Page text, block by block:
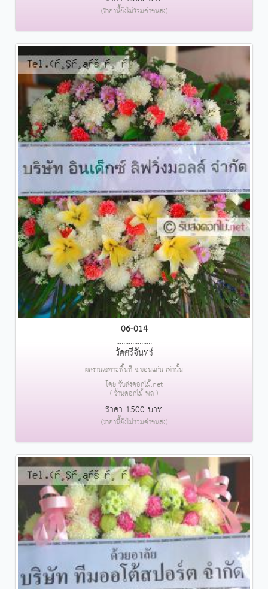
(ราคานี้ยังไม่รวมค่าขนส่ง)
06-014
....................
วัดศรีจันทร์
ผลงานเฉพาะพื้นที่ จ.ขอนแก่น เท่านั้น
โดย รับส่งดอกไม้.net
( ร้านดอกไม้ พล )
ราคา 1500 บาท
(ราคานี้ยังไม่รวมค่าขนส่ง)